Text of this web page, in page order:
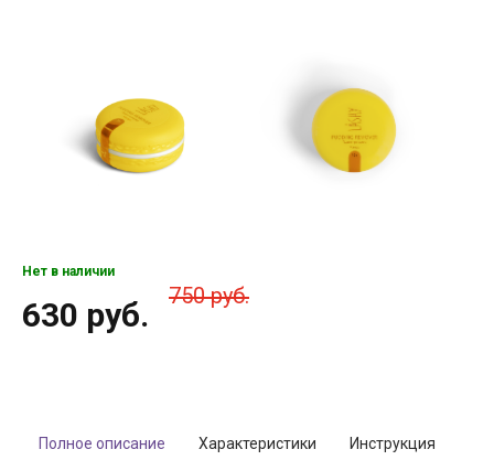
Нет в наличии
630 руб. 750 руб.
Полное описание Характеристики Инструкция